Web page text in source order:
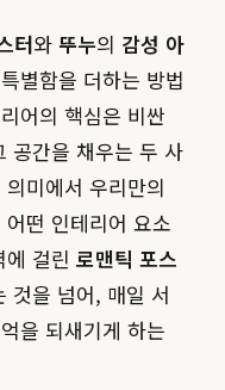
터와 뚜누의 감성 아
별함을 더하는 방법
어의 핵심은 비싼
공간을 채우는 두 사
미에서 우리만의
떤 인테리어 요소
걸린 로맨틱 포스
것을 넘어, 매일 서
을 되새기게 하는